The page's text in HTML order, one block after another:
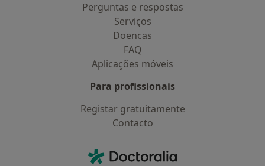
Perguntas e respostas
Serviços
Doencas
FAQ
Aplicações móveis
Para profissionais
Registar gratuitamente
Contacto
Doctoralia - Homepage